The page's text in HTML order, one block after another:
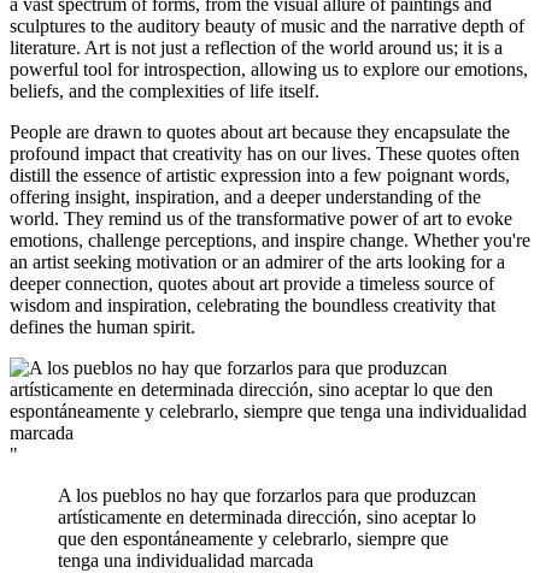
a vast spectrum of forms, from the visual allure of paintings and
sculptures to the auditory beauty of music and the narrative depth of
literature. Art is not just a reflection of the world around us; it is a
powerful tool for introspection, allowing us to explore our emotions,
beliefs, and the complexities of life itself.
People are drawn to quotes about art because they encapsulate the
profound impact that creativity has on our lives. These quotes often
distill the essence of artistic expression into a few poignant words,
offering insight, inspiration, and a deeper understanding of the
world. They remind us of the transformative power of art to evoke
emotions, challenge perceptions, and inspire change. Whether you're
an artist seeking motivation or an admirer of the arts looking for a
deeper connection, quotes about art provide a timeless source of
wisdom and inspiration, celebrating the boundless creativity that
defines the human spirit.
"
A los pueblos no hay que forzarlos para que produzcan
artísticamente en determinada dirección, sino aceptar lo
que den espontáneamente y celebrarlo, siempre que
tenga una individualidad marcada